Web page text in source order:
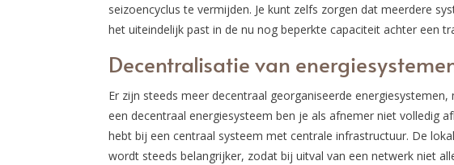
seizoencyclus te vermijden. Je kunt zelfs zorgen dat meerdere
het uiteindelijk past in de nu nog beperkte capaciteit achter een
Decentralisatie van
Er zijn steeds meer decentraal georganiseerde
een decentraal energiesysteem ben je als afnemer niet volledig
hebt bij een centraal systeem met centrale infrastructuur. De
wordt steeds belangrijker, zodat bij uitval van een netwerk niet